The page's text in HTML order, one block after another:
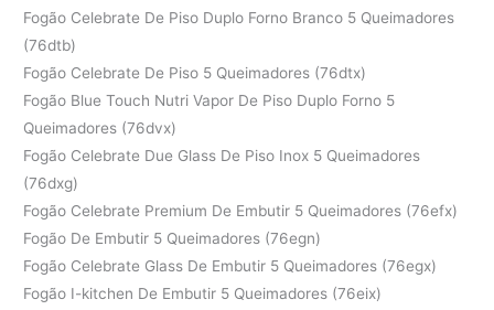
Fogão Celebrate De Piso Duplo Forno Branco 5 Queimadores
(76dtb)
Fogão Celebrate De Piso 5 Queimadores (76dtx)
Fogão Blue Touch Nutri Vapor De Piso Duplo Forno 5
Queimadores (76dvx)
Fogão Celebrate Due Glass De Piso Inox 5 Queimadores
(76dxg)
Fogão Celebrate Premium De Embutir 5 Queimadores (76efx)
Fogão De Embutir 5 Queimadores (76egn)
Fogão Celebrate Glass De Embutir 5 Queimadores (76egx)
Fogão I-kitchen De Embutir 5 Queimadores (76eix)